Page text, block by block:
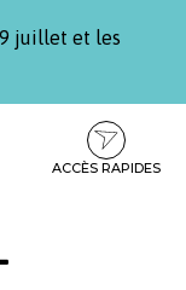
juillet et les
ACCÈS RAPIDES